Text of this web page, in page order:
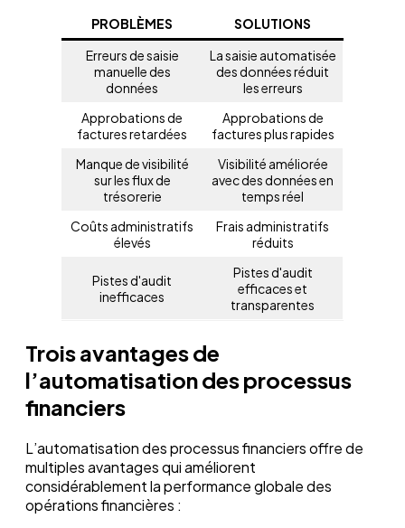
PROBLÈMES
SOLUTIONS
Erreurs de saisie
manuelle des
données
La saisie automatisée
des données réduit
les erreurs
Approbations de
factures retardées
Approbations de
factures plus rapides
Manque de visibilité
sur les flux de
trésorerie
Visibilité améliorée
avec des données en
temps réel
Coûts administratifs
élevés
Frais administratifs
réduits
Pistes d'audit
inefficaces
Pistes d'audit
efficaces et
transparentes
Trois avantages de
l’automatisation des processus
financiers
L’automatisation des processus financiers offre de
multiples avantages qui améliorent
considérablement la performance globale des
opérations financières :